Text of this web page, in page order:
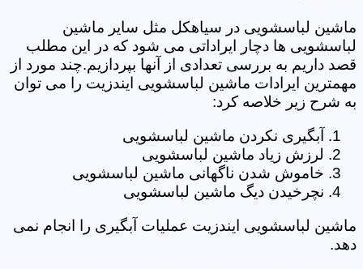
ماشین لباسشویی در سیاهکل مثل سایر ماشین
لباسشویی ها دچار ایراداتی می شود که در این مطلب
قصد داریم به بررسی تعدادی از آنها بپردازیم.چند مورد از
مهمترین ایرادات ماشین لباسشویی ایندزیت را می توان
به شرح زیر خلاصه کرد:
آبگیری نکردن ماشین لباسشویی
لرزش زیاد ماشین لباسشویی
خاموش شدن ناگهانی ماشین لباسشویی
نچرخیدن دیگ ماشین لباسشویی
ماشین لباسشویی ایندزیت عملیات آبگیری را انجام نمی
دهد.